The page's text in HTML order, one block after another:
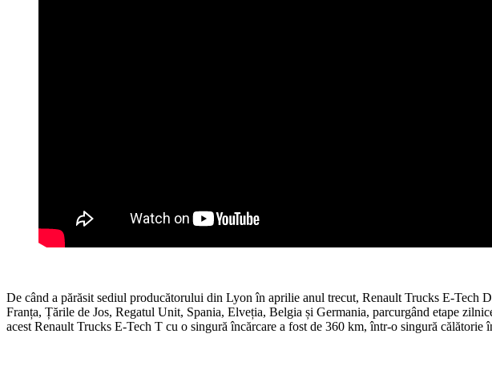
De când a părăsit sediul producătorului din Lyon în aprilie anul trecut, Renault Trucks E-
Franța, Țările de Jos, Regatul Unit, Spania, Elveția, Belgia și Germania, parcurgând etape
acest Renault Trucks E-Tech T cu o singură încărcare a fost de 360 ​​km, într-o singură călătorie